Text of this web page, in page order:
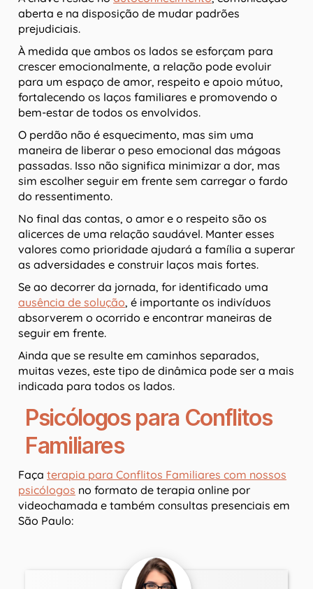
aberta e na disposição de mudar padrões
prejudiciais.
À medida que ambos os lados se esforçam para
crescer emocionalmente, a relação pode evoluir
para um espaço de amor, respeito e apoio mútuo,
fortalecendo os laços familiares e promovendo o
bem-estar de todos os envolvidos.
O perdão não é esquecimento, mas sim uma
maneira de liberar o peso emocional das mágoas
passadas. Isso não significa minimizar a dor, mas
sim escolher seguir em frente sem carregar o fardo
do ressentimento.
No final das contas, o amor e o respeito são os
alicerces de uma relação saudável. Manter esses
valores como prioridade ajudará a família a superar
as adversidades e construir laços mais fortes.
Se ao decorrer da jornada, for identificado uma
ausência de solução, é importante os indivíduos
absorverem o ocorrido e encontrar maneiras de
seguir em frente.
Ainda que se resulte em caminhos separados,
muitas vezes, este tipo de dinâmica pode ser a mais
indicada para todos os lados.
Psicólogos para Conflitos
Familiares
Faça terapia para Conflitos Familiares com nossos
psicólogos no formato de terapia online por
videochamada e também consultas presenciais em
São Paulo: